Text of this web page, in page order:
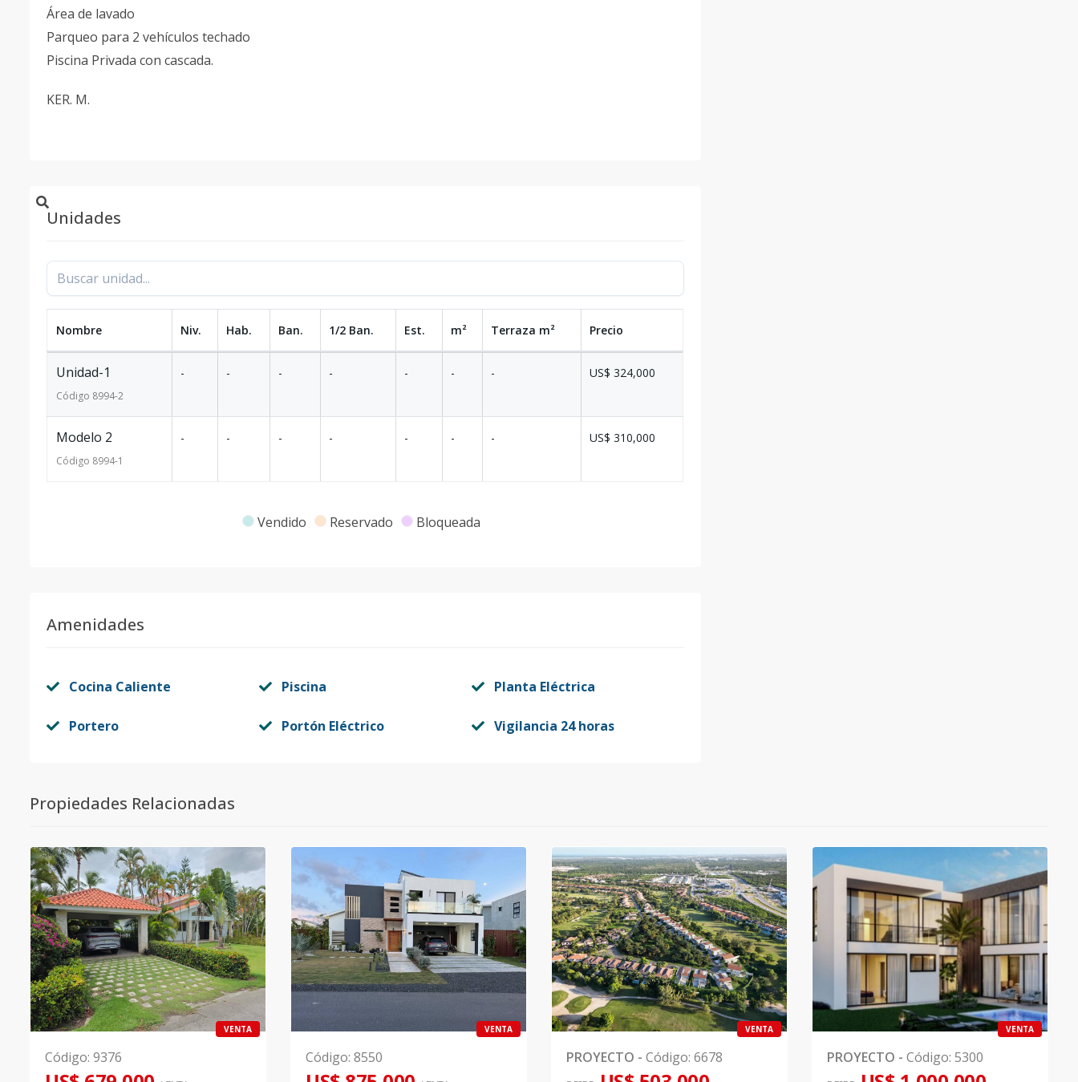
Área de lavado
Parqueo para 2 vehículos techado
Piscina Privada con cascada.
KER. M.
Unidades
Nombre Niv. Hab. Ban. 1/2 Ban. Est. m² Terraza m² Precio
Unidad-1
Código 8994-2
- - - - - - - US$ 324,000
Modelo 2
Código 8994-1
- - - - - - - US$ 310,000
Vendido Reservado Bloqueada
Amenidades
Cocina Caliente Piscina Planta Eléctrica
Portero Portón Eléctrico Vigilancia 24 horas
Propiedades Relacionadas
VENTA
Código: 9376
VENTA
Código: 8550
VENTA
PROYECTO - Código: 6678
VENTA
PROYECTO - Código: 5300